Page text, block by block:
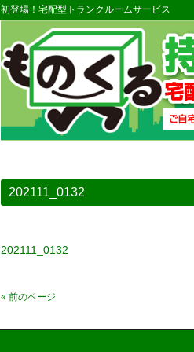
初登場！宅配型トランクルームサービス
202111_0132
202111_0132
« 前のページ